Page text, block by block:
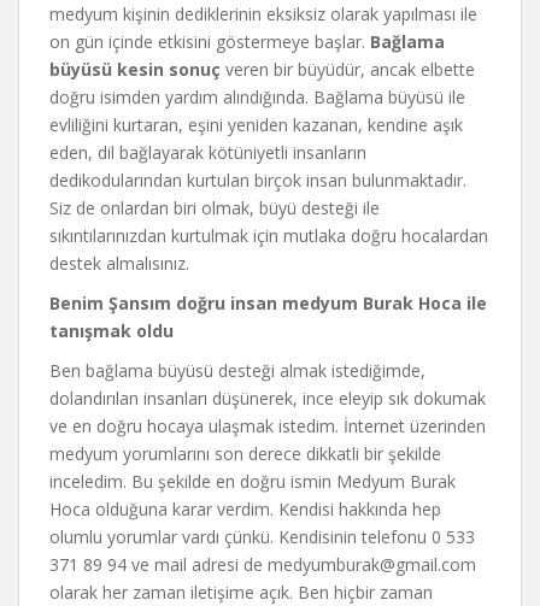
medyum kişinin dediklerinin eksiksiz olarak yapılması ile
on gün içinde etkisini göstermeye başlar. Bağlama
büyüsü kesin sonuç veren bir büyüdür, ancak elbette
doğru isimden yardım alındığında. Bağlama büyüsü ile
evliliğini kurtaran, eşini yeniden kazanan, kendine aşık
eden, dil bağlayarak kötüniyetli insanların
dedikodularından kurtulan birçok insan bulunmaktadır.
Siz de onlardan biri olmak, büyü desteği ile
sıkıntılarınızdan kurtulmak için mutlaka doğru hocalardan
destek almalısınız.
Benim Şansım doğru insan medyum Burak Hoca ile
tanışmak oldu
Ben bağlama büyüsü desteği almak istediğimde,
dolandırılan insanları düşünerek, ince eleyip sık dokumak
ve en doğru hocaya ulaşmak istedim. İnternet üzerinden
medyum yorumlarını son derece dikkatli bir şekilde
inceledim. Bu şekilde en doğru ismin Medyum Burak
Hoca olduğuna karar verdim. Kendisi hakkında hep
olumlu yorumlar vardı çünkü. Kendisinin telefonu 0 533
371 89 94 ve mail adresi de medyumburak@gmail.com
olarak her zaman iletişime açık. Ben hiçbir zaman